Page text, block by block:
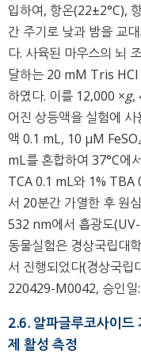
입하여, 항온(22±2°C),
간 주기로 낮과 밤을 교
다. 사육된 마우스의 뇌
달하는 20 mM Tris
하였다. 이를 12,000 ×g,
어진 상등액을 실험에
액 0.1 mL, 10 μM FeSO
mL를 혼합하여 37°C에
TCA 0.1 mL와 1% TBA
서 20분간 가열한 후 원
532 nm에서 흡광도
동물실험은 경상국립대
서 진행되었다(경상국립
220429-M0042, 승인일
2.6. 알파글루코사이
제 활성 측정